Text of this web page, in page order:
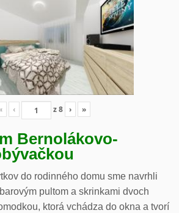
‹ z8 › »
Bernolákovo-
do rodinného domu sme navrhli
pultom a skrinkami dvoch
ktorá vchádza do okna a tvorí